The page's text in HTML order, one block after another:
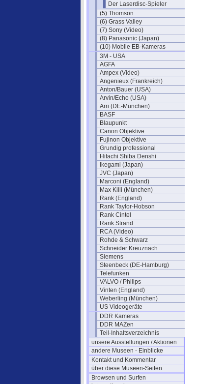
Der Laserdisc-Spieler
(5) Thomson
(6) Grass Valley
(7) Sony (Video)
(8) Panasonic (Japan)
(10) Mobile EB-Kameras
3M - USA
AGFA
Ampex (Video)
Angenieux (Frankreich)
Anton/Bauer (USA)
Arvin/Echo (USA)
Arri (DE-München)
BASF
Blaupunkt
Canon Objektive
Fujinon Objektive
Grundig professional
Hitachi Shiba Denshi
Ikegami (Japan)
JVC (Japan)
Marconi (England)
Max Killi (München)
Rank (England)
Rank Taylor-Hobson
Rank Cintel
Rank Strand
RCA (Video)
Rohde & Schwarz
Schneider Kreuznach
Siemens
Steenbeck (DE-Hamburg)
Telefunken
VALVO / Philips
Vinten (England)
Weberling (München)
US Videogeräte
DDR Kameras
DDR MAZen
Teil-Inhaltsverzeichnis
unsere Ausstellungen / Aktionen
andere Museen - Einblicke
Kontakt und Kommentar
über diese Museen-Seiten
Browsen und Surfen